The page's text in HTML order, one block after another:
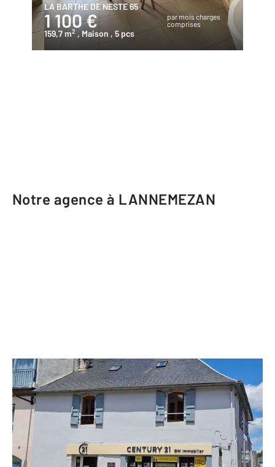
LA BARTHE DE NESTE 65
1 100 €
par mois charges
comprises
159,7 m2 , Maison , 5 pcs
Notre agence à LANNEMEZAN
CENTURY 21 GM Immobilier
151 rue Georges Clémenceau
LANNEMEZAN - 65300
Envoyer un message